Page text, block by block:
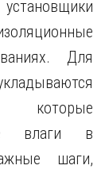
Для
которые
влаги в
шаги,